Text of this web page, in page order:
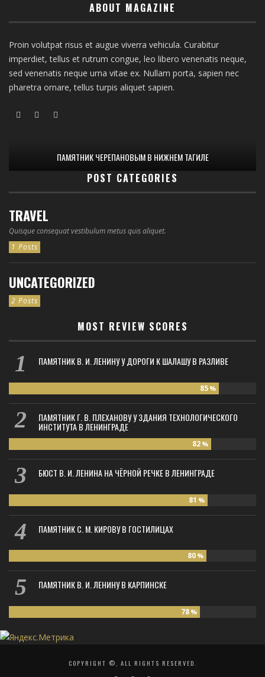
ABOUT MAGAZINE
Proin volutpat risus et augue viverra vehicula. Curabitur
imperdiet, tellus et rutrum congue, leo libero venenatis neque,
sed venenatis neque urna vitae ex. Nullam porta, sapien nec
pharetra ornare, tellus turpis aliquet sapien.
ПАМЯТНИК ЧЕРЕПАНОВЫМ В НИЖНЕМ ТАГИЛЕ
POST CATEGORIES
TRAVEL
Quisque consequat vestibulum metus quis aliquet.
1 Posts
UNCATEGORIZED
2 Posts
MOST REVIEW SCORES
ПАМЯТНИК В. И. ЛЕНИНУ У ДОРОГИ К ШАЛАШУ В РАЗЛИВЕ
85 %
ПАМЯТНИК Г. В. ПЛЕХАНОВУ У ЗДАНИЯ ТЕХНОЛОГИЧЕСКОГО
ИНСТИТУТА В ЛЕНИНГРАДЕ
82 %
БЮСТ В. И. ЛЕНИНА НА ЧЁРНОЙ РЕЧКЕ В ЛЕНИНГРАДЕ
81 %
ПАМЯТНИК С. М. КИРОВУ В ГОСТИЛИЦАХ
80 %
ПАМЯТНИК В. И. ЛЕНИНУ В КАРПИНСКЕ
78 %
COPYRIGHT ©, ALL RIGHTS RESERVED.